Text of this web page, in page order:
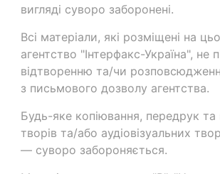
вигляді суворо заборонені.
Всі матеріали, які розміщені на
агентство "Інтерфакс-Україна",
відтворенню та/чи
з письмового дозволу агентства.
Будь-яке копіювання, передрук та
творів та/або аудіовізуальних
— суворо забороняється.